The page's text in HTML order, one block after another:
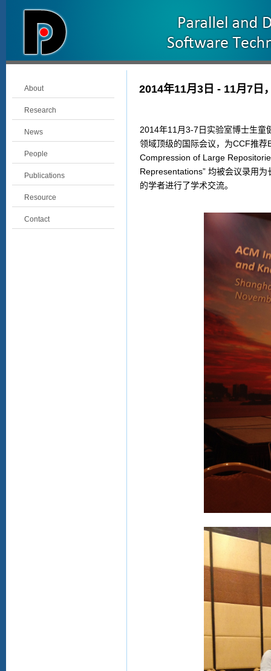
About
Research
News
People
Publications
Resource
Contact
2014年11月3日 - 11月7日
2014年11月3-7日实验室博士生童
领域顶级的国际会议，为CCF推
Compression of Large
Representations” 均被会议录用
的学者进行了学术交流。